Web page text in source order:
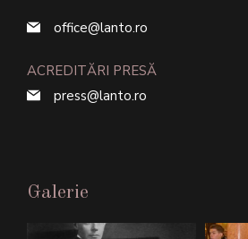
office@lanto.ro
ACREDITĂRI PRESĂ
press@lanto.ro
Galerie